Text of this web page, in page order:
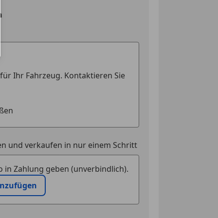
und verkaufen in nur einem Schritt
in Zahlung geben (unverbindlich).